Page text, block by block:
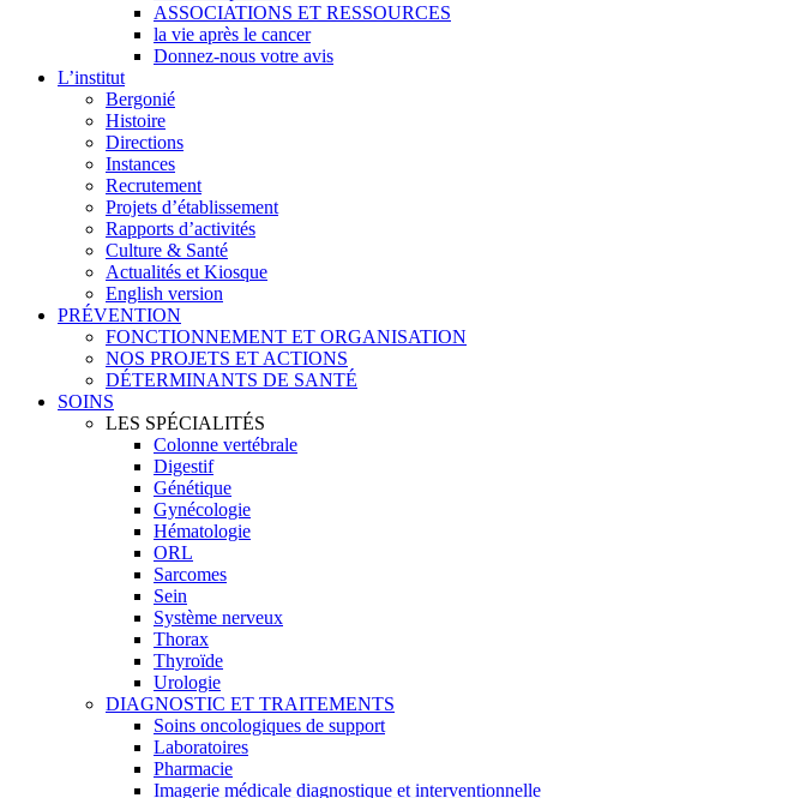
ASSOCIATIONS ET RESSOURCES
la vie après le cancer
Donnez-nous votre avis
L’institut
Bergonié
Histoire
Directions
Instances
Recrutement
Projets d’établissement
Rapports d’activités
Culture & Santé
Actualités et Kiosque
English version
PRÉVENTION
FONCTIONNEMENT ET ORGANISATION
NOS PROJETS ET ACTIONS
DÉTERMINANTS DE SANTÉ
SOINS
LES SPÉCIALITÉS
Colonne vertébrale
Digestif
Génétique
Gynécologie
Hématologie
ORL
Sarcomes
Sein
Système nerveux
Thorax
Thyroïde
Urologie
DIAGNOSTIC ET TRAITEMENTS
Soins oncologiques de support
Laboratoires
Pharmacie
Imagerie médicale diagnostique et interventionnelle